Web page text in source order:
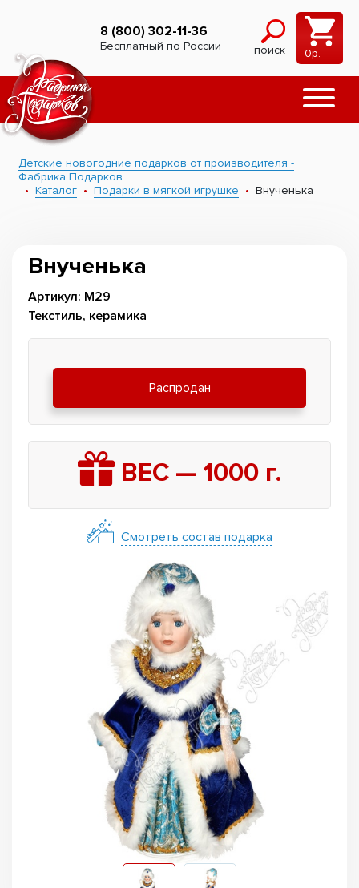
8 (800) 302-11-36
Бесплатный по России поиск 0р.
Детские новогодние подарков от производителя -
Фабрика Подарков
Каталог
Подарки в мягкой игрушке Внученька
Внученька
Артикул: М29
Текстиль, керамика
Распродан
ВЕС — 1000г.
Смотреть состав подарка